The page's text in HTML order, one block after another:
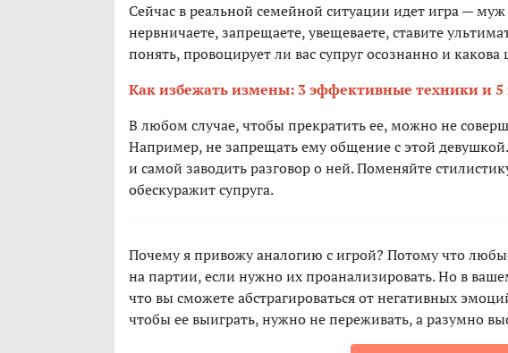
Сейчас в реальной семейной ситуации идет игра — муж
нервничаете, запрещаете, увещеваете, ставите
понять, провоцирует ли вас супруг осознанно и какова
Как избежать измены: 3 эффективные техники и
В любом случае, чтобы прекратить ее, можно не
Например, не запрещать ему общение с этой
и самой заводить разговор о ней. Поменяйте
обескуражит супруга.
Почему я привожу аналогию с игрой? Потому что
на партии, если нужно их проанализировать. Но в
что вы сможете абстрагироваться от негативных
чтобы ее выиграть, нужно не переживать, а разумно